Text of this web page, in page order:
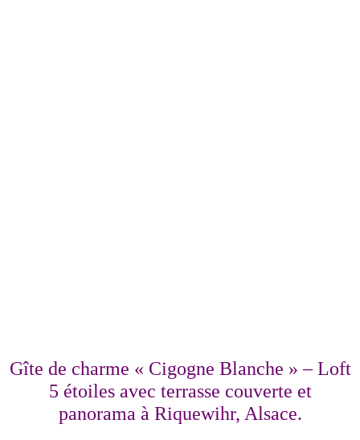
Gîte de charme « Cigogne Blanche » – Loft
5 étoiles avec terrasse couverte et
panorama à Riquewihr, Alsace.